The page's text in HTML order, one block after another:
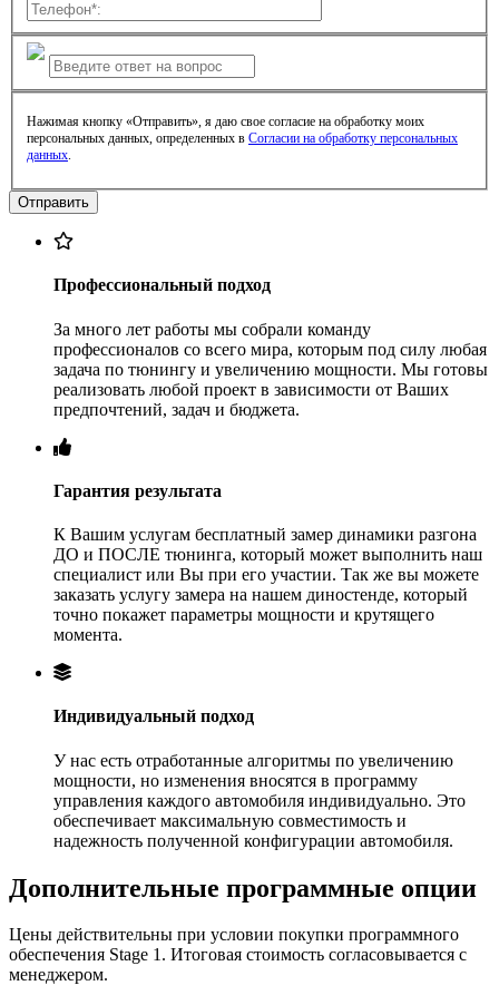
Нажимая кнопку «Отправить», я даю свое согласие на обработку моих
персональных данных, определенных в Согласии на обработку персональных
данных.
Профессиональный подход
За много лет работы мы собрали команду
профессионалов со всего мира, которым под силу любая
задача по тюнингу и увеличению мощности. Мы готовы
реализовать любой проект в зависимости от Ваших
предпочтений, задач и бюджета.
Гарантия результата
К Вашим услугам бесплатный замер динамики разгона
ДО и ПОСЛЕ тюнинга, который может выполнить наш
специалист или Вы при его участии. Так же вы можете
заказать услугу замера на нашем диностенде, который
точно покажет параметры мощности и крутящего
момента.
Индивидуальный подход
У нас есть отработанные алгоритмы по увеличению
мощности, но изменения вносятся в программу
управления каждого автомобиля индивидуально. Это
обеспечивает максимальную совместимость и
надежность полученной конфигурации автомобиля.
Дополнительные программные опции
Цены действительны при условии покупки программного
обеспечения Stage 1. Итоговая стоимость согласовывается с
менеджером.